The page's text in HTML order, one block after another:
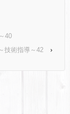
40
技術指導～42
›